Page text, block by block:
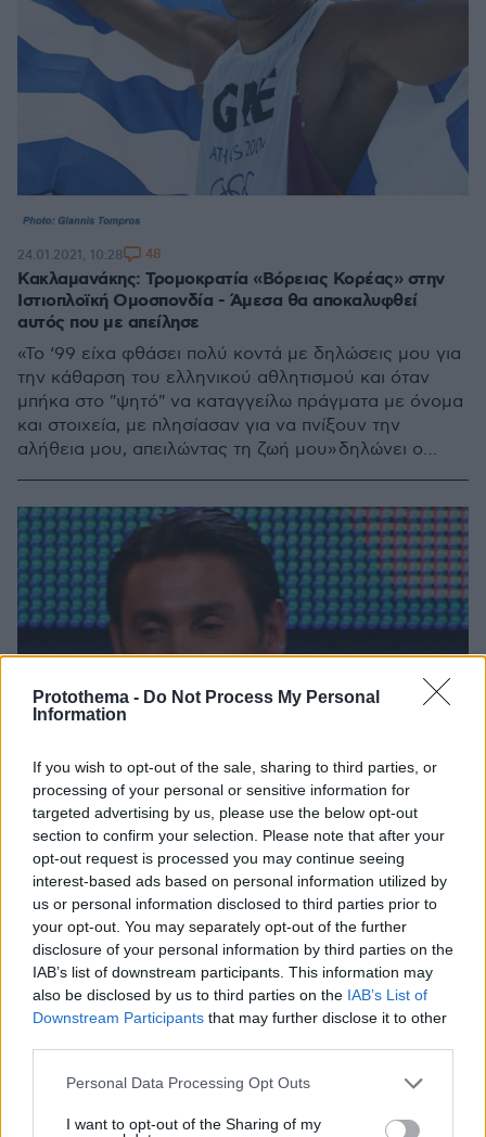
Protothema - Do Not Process My Personal
Information
If you wish to opt-out of the sale, sharing to third parties, or
processing of your personal or sensitive information for
targeted advertising by us, please use the below opt-out
section to confirm your selection. Please note that after your
opt-out request is processed you may continue seeing
interest-based ads based on personal information utilized by
us or personal information disclosed to third parties prior to
your opt-out. You may separately opt-out of the further
disclosure of your personal information by third parties on the
IAB’s list of downstream participants. This information may
also be disclosed by us to third parties on the IAB’s List of
Downstream Participants that may further disclose it to other
Please note that this website/app uses one or more Google
not limited to your visit or usage behaviour. You may click to
Personal Data Processing Opt Outs
I want to opt-out of the Sharing of my
Κακλαμανάκης: Τρομοκρατία «Βόρειας Κορέας» στην
Ιστιοπλοϊκή Ομοσπονδία - Άμεσα θα αποκαλυφθεί
αυτός που με απείλησε
«Το ‘99 είχα φθάσει πολύ κοντά με δηλώσεις μου για
την κάθαρση του ελληνικού αθλητισμού και όταν
μπήκα στο "ψητό" να καταγγείλω πράγματα με όνομα
και στοιχεία, με πλησίασαν για να πνίξουν την
αλήθεια μου, απειλώντας τη ζωή μου» δηλώνει ο
24.01.2021, 10:28 48
Κακλαμανάκης: Η Ολυμπιακή Επιτροπή ήξερε –
Διαχρονικά λέγαμε όσα βλέπαμε
για τις απειλές κατά αθλητών
22.01.2021, 09:26 6